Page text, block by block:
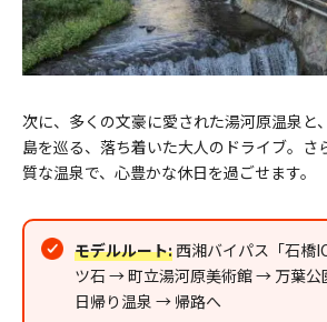
次に、多くの文豪に愛された湯河原温泉と
島を巡る、落ち着いた大人のドライブ。さ
質な温泉で、心豊かな休日を過ごせます。
モデルルート: 西湘バイパス「石橋
ツ石 → 町立湯河原美術館 → 万葉
日帰り温泉 → 帰路へ